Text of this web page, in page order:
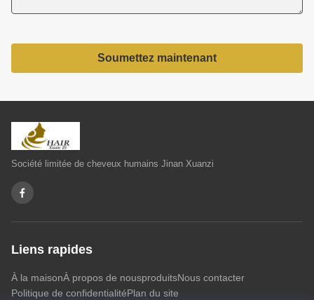
Soumettez maintenant
Société limitée de cheveux humains Jinan Xuanzi
Liens rapides
À la maisonÀ propos de nousproduitsNous contacter
Politique de confidentialitéPlan du site